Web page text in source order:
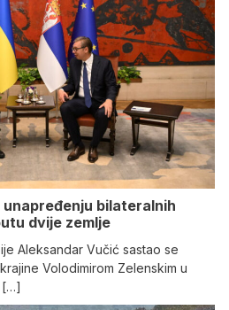
unapređenju bilateralnih
dvije zemlje
Aleksandar Vučić sastao se
Volodimirom Zelenskim u
[…]